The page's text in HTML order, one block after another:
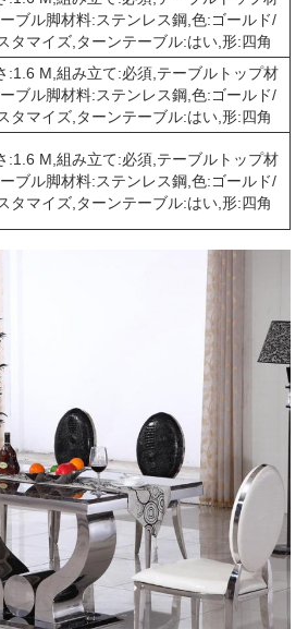
ブル脚材料:ステンレス鋼,色:ゴールド/
タマイズ,ターンテーブル:はい,形:四角
:1.6 M,組み立て:必須,テーブルトップ材
ブル脚材料:ステンレス鋼,色:ゴールド/
タマイズ,ターンテーブル:はい,形:四角
:1.6 M,組み立て:必須,テーブルトップ材
ブル脚材料:ステンレス鋼,色:ゴールド/
タマイズ,ターンテーブル:はい,形:四角